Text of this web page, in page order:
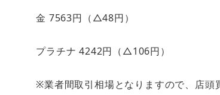
金 7563円（△48円）
プラチナ 4242円（△106円）
※業者間取引相場となりますので、店頭